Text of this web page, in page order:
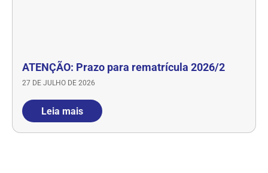
ATENÇÃO: Prazo para rematrícula 2026/2
27 DE JULHO DE 2026
Leia mais